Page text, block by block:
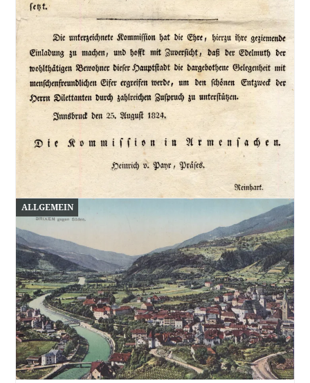
Eine Wohltätigkeitsveranstaltung anno 1824
11. Juli 2026
Das Titelbild zeigt eine Veranstaltungsankündigung
aus dem Jahr 1824. Der Leiter der Kommission in
Armensachen,…
ALLGEMEIN